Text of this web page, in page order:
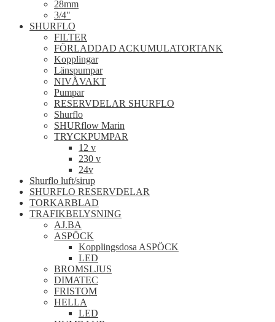
28mm
3/4"
SHURFLO
FILTER
FÖRLADDAD ACKUMULATORTANK
Kopplingar
Länspumpar
NIVÅVAKT
Pumpar
RESERVDELAR SHURFLO
Shurflo
SHURflow Marin
TRYCKPUMPAR
12 v
230 v
24v
Shurflo luft/sirup
SHURFLO RESERVDELAR
TORKARBLAD
TRAFIKBELYSNING
AJ.BA
ASPÖCK
Kopplingsdosa ASPÖCK
LED
BROMSLJUS
DIMATEC
FRISTOM
HELLA
LED